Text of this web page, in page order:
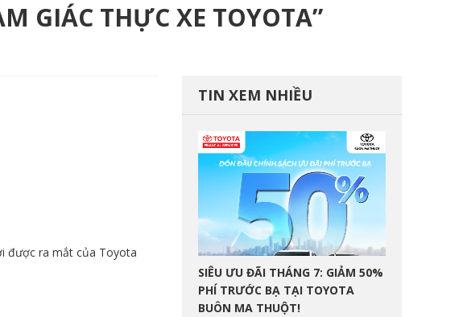
GIÁC THỰC XE TOYOTA”
được ra mắt của Toyota
TIN XEM NHIỀU
SIÊU ƯU ĐÃI THÁNG 7: GIẢM 50%
PHÍ TRƯỚC BẠ TẠI TOYOTA
BUÔN MA THUỘT!